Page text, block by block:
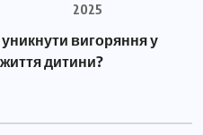
2025
вигоряння у
дитини?